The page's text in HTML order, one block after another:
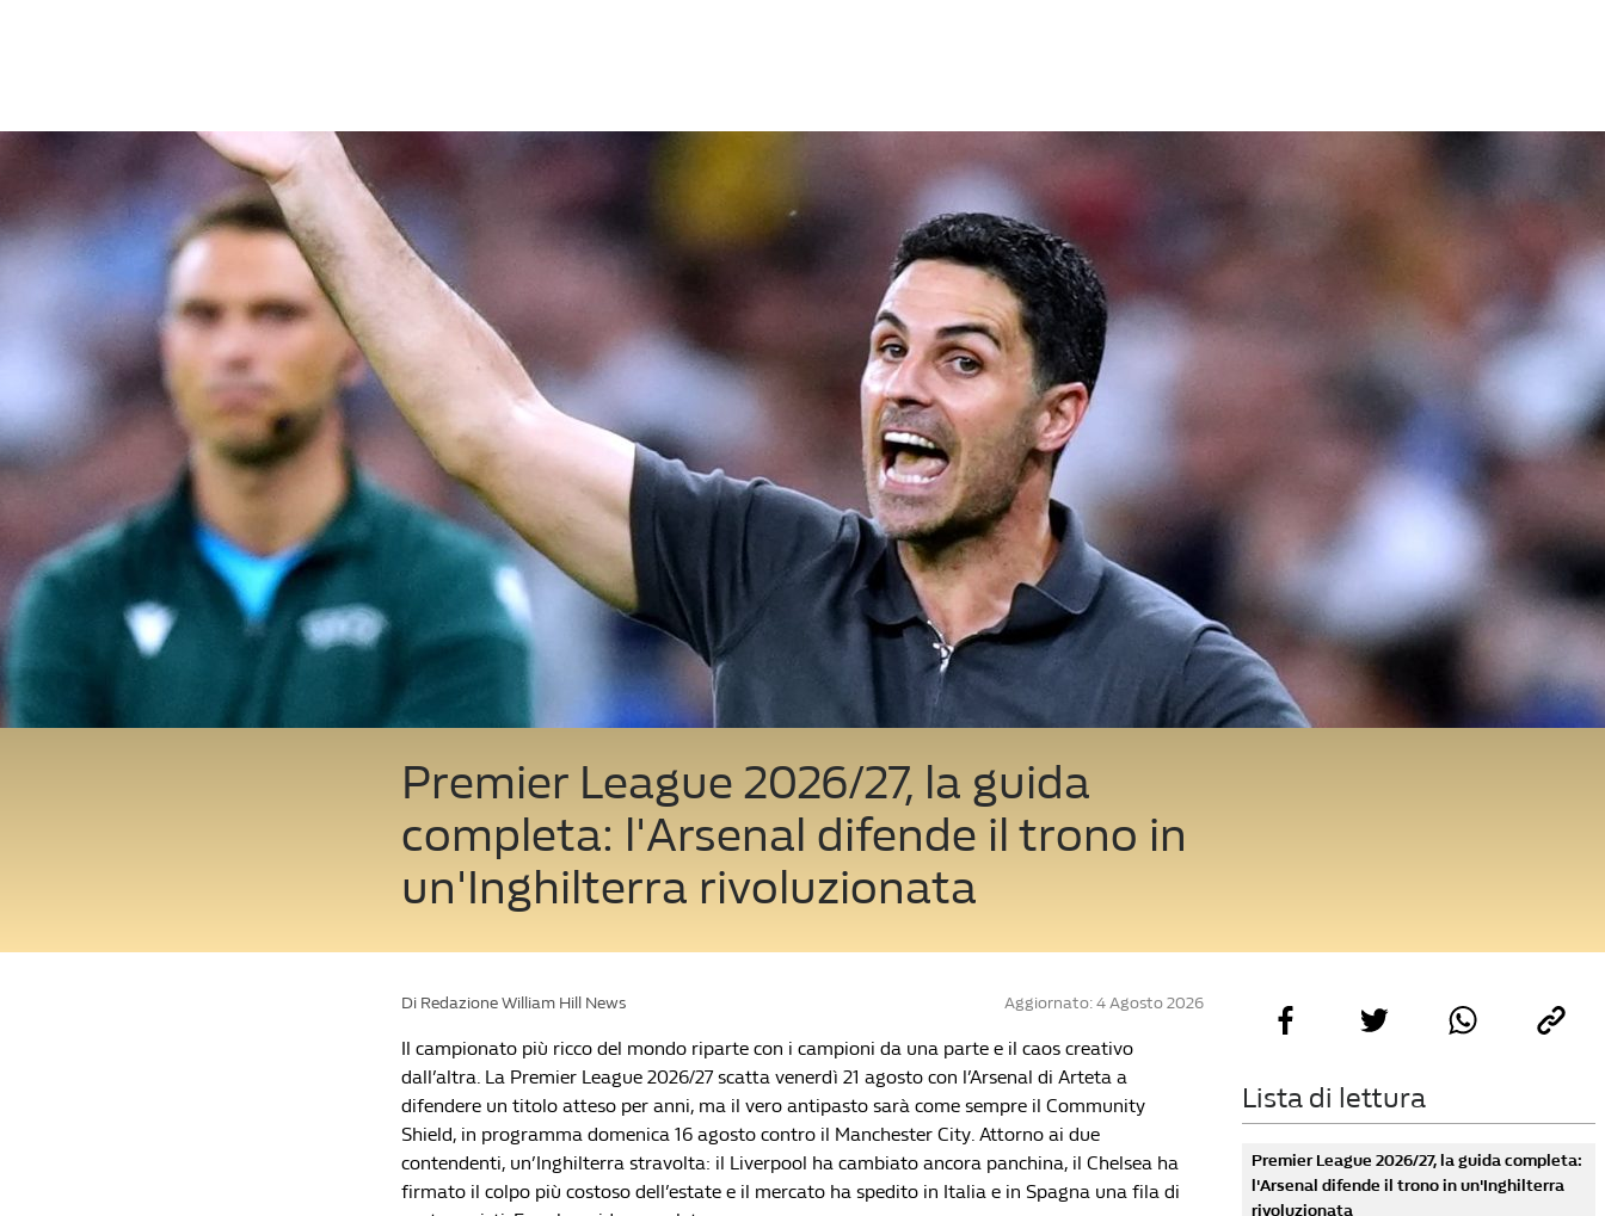
Premier League 2026/27, la guida
completa: l'Arsenal difende il trono in
un'Inghilterra rivoluzionata
Di Redazione William Hill News Aggiornato: 4 Agosto 2026
Il campionato più ricco del mondo riparte con i campioni da una parte e il caos creativo
dall’altra. La Premier League 2026/27 scatta venerdì 21 agosto con l’Arsenal di Arteta a
difendere un titolo atteso per anni, ma il vero antipasto sarà come sempre il Community
Shield, in programma domenica 16 agosto contro il Manchester City. Attorno ai due
contendenti, un’Inghilterra stravolta: il Liverpool ha cambiato ancora panchina, il Chelsea ha
firmato il colpo più costoso dell’estate e il mercato ha spedito in Italia e in Spagna una fila di
Lista di lettura
Premier League 2026/27, la guida completa:
l'Arsenal difende il trono in un'Inghilterra
rivoluzionata